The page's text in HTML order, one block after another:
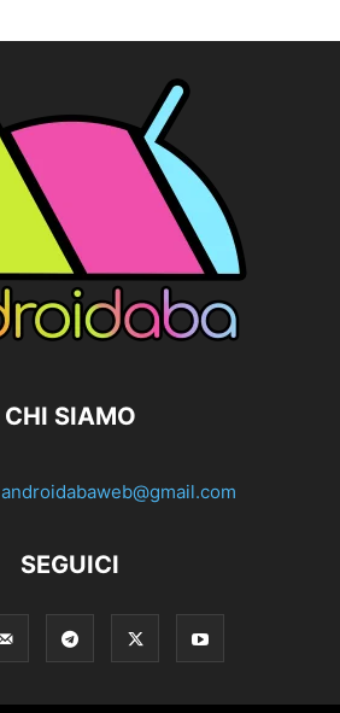
CHI SIAMO
androidabaweb@gmail.com
SEGUICI